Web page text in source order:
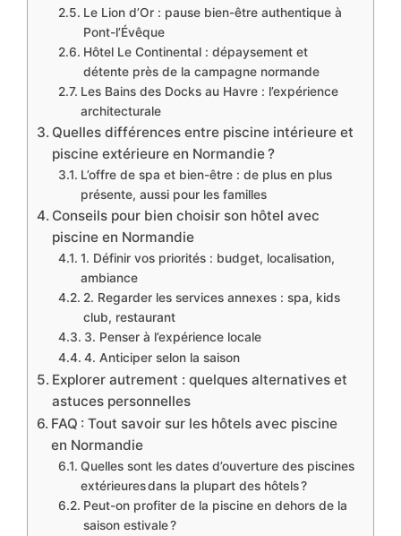
Le Lion d’Or : pause bien-être authentique à
Pont-l’Évêque
Hôtel Le Continental : dépaysement et
détente près de la campagne normande
Les Bains des Docks au Havre : l’expérience
architecturale
Quelles différences entre piscine intérieure et
piscine extérieure en Normandie ?
L’offre de spa et bien-être : de plus en plus
présente, aussi pour les familles
Conseils pour bien choisir son hôtel avec
piscine en Normandie
1. Définir vos priorités : budget, localisation,
ambiance
2. Regarder les services annexes : spa, kids
club, restaurant
3. Penser à l’expérience locale
4. Anticiper selon la saison
Explorer autrement : quelques alternatives et
astuces personnelles
FAQ : Tout savoir sur les hôtels avec piscine
en Normandie
Quelles sont les dates d’ouverture des piscines
extérieures dans la plupart des hôtels ?
Peut-on profiter de la piscine en dehors de la
saison estivale ?